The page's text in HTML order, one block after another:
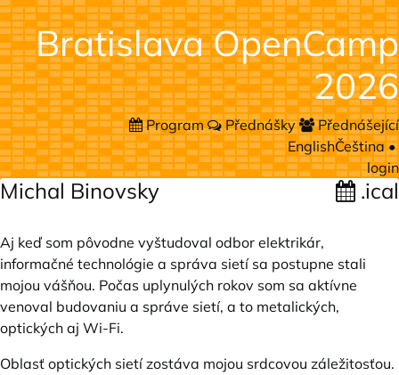
Bratislava OpenCamp
2026
Program Přednášky
Přednášející
EnglishČeština•
login
Michal Binovsky .ical
Aj keď som pôvodne vyštudoval odbor elektrikár,
informačné technológie a správa sietí sa postupne stali
mojou vášňou. Počas uplynulých rokov som sa aktívne
venoval budovaniu a správe sietí, a to metalických,
optických aj Wi-Fi.
Oblasť optických sietí zostáva mojou srdcovou záležitosťou.